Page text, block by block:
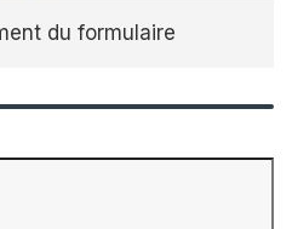
du formulaire